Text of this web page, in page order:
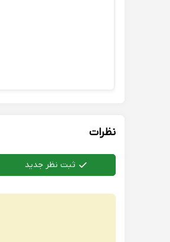
نظرات
ثبت نظر جدید